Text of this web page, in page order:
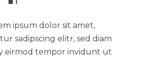
ipsum dolor sit amet,
sadipscing elitr, sed diam
eirmod tempor invidunt ut